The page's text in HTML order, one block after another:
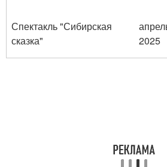
Спектакль "Сибирская
сказка"
2025